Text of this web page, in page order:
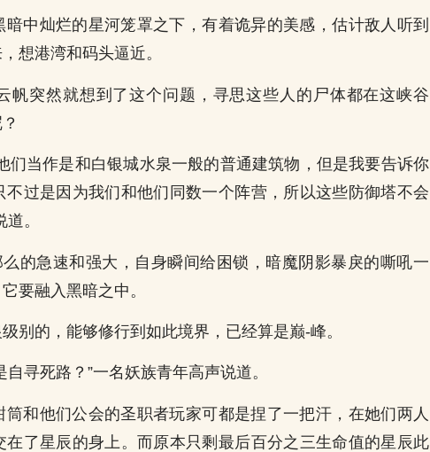
中灿烂的星河笼罩之下，有着诡异的美感，估计敌人听到
想港湾和码头逼近。
帆突然就想到了这个问题，寻思这些人的尸体都在这峡谷
们当作是和白银城水泉一般的普通建筑物，但是我要告诉你
过是因为我们和他们同数一个阵营，所以这些防御塔不会
。
的急速和强大，自身瞬间给困锁，暗魔阴影暴戾的嘶吼一
要融入黑暗之中。
别的，能够修行到如此境界，已经算是巅-峰。
寻死路？”一名妖族青年高声说道。
和他们公会的圣职者玩家可都是捏了一把汗，在她们两人
了星辰的身上。而原本只剩最后百分之三生命值的星辰此